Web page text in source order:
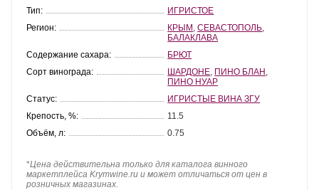
Тип:
ИГРИСТОЕ
Регион:
КРЫМ ,СЕВАСТОПОЛЬ
БАЛАКЛАВА
Содержание сахара:
БРЮТ
Сорт винограда:
ШАРДОНЕ ПИНО БЛАН
ПИНО НУАР
Статус:
ИГРИСТЫЕ ВИНА ЗГУ
Крепость, %:
11.5
Объём, л:
0.75
*Цена действительна только для каталога винного
маркетплейса Krymwine.ru и может отличаться от цен в
розничных магазинах.